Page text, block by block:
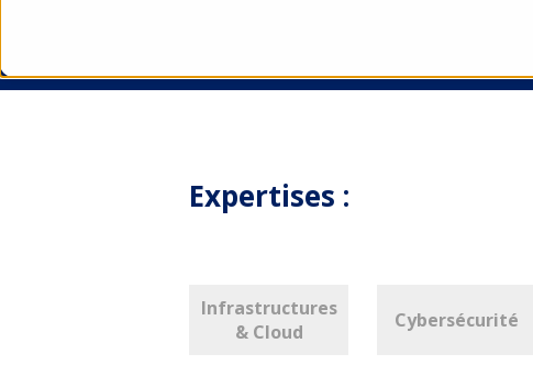
Expertises :
Infrastructures
& Cloud
Cybersécurité